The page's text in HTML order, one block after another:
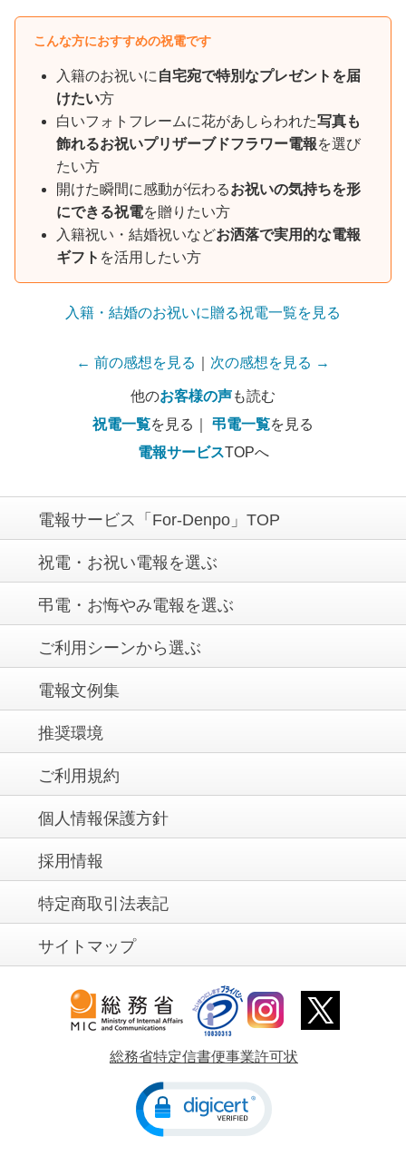
こんな方におすすめの祝電です
入籍のお祝いに 自宅宛で特別なプレゼントを届
けたい方
白いフォトフレームに花があしらわれた写真も
飾れるお祝いプリザーブドフラワー電報を選び
たい方
開けた瞬間に感動が伝わるお祝いの気持ちを形
にできる祝電を贈りたい方
入籍祝い・結婚祝いなどお洒落で実用的な電報
ギフト を活用したい方
入籍・結婚のお祝いに贈る祝電一覧を見る
← 前の感想を見る 次の感想を見る →
他のお客様の声も読む
祝電一覧を見る｜ 弔電一覧を見る
電報サービスTOPへ
電報サービス「For-Denpo」TOP
祝電・お祝い電報を選ぶ
弔電・お悔やみ電報を選ぶ
ご利用シーンから選ぶ
電報文例集
推奨環境
ご利用規約
個人情報保護方針
採用情報
特定商取引法表記
サイトマップ
総務省特定信書便事業許可状